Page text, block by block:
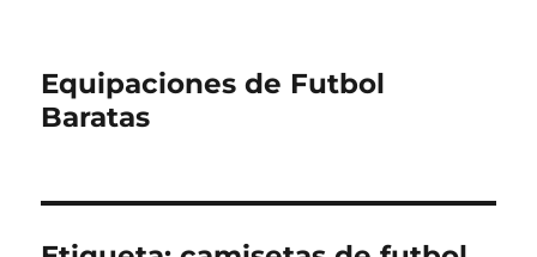
Equipaciones de Futbol
Baratas